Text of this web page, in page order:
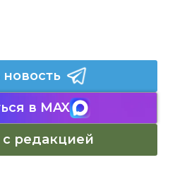
в MAX
с редакцией